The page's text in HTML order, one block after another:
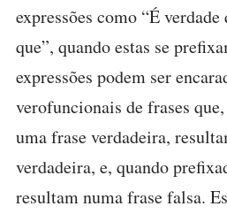
expressões como “É
que”, quando estas se
expressões podem ser
verofuncionais de frases
uma frase verdadeira,
verdadeira, e, quando
resultam numa frase falsa.